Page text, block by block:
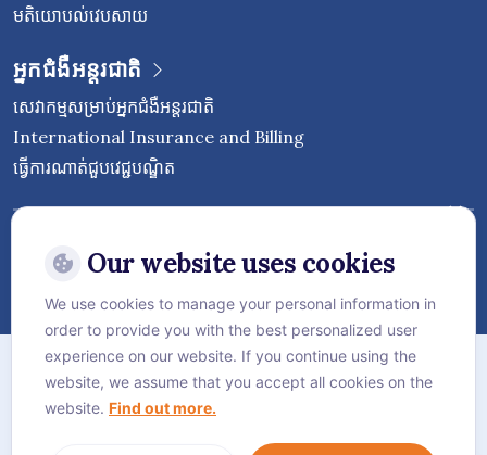
មតិយោបល់វេបសាយ
អ្នកជំងឺអន្តរជាតិ
សេវាកម្មសម្រាប់អ្នកជំងឺអន្តរជាតិ
International Insurance and Billing
ធ្វើការណាត់ជួបវេជ្ជបណ្ឌិត
Follow Vejthani International
Hospital
ផែនទីគេហទំព័រ
គោលការណ៍​ភាព​ឯកជន
Our website uses cookies
We use cookies to manage your personal information in
order to provide you with the best personalized user
experience on our website. If you continue using the
website, we assume that you accept all cookies on the
website. Find out more.